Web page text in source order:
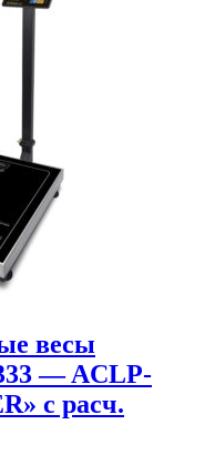
весы
— ACLP-
с расч.